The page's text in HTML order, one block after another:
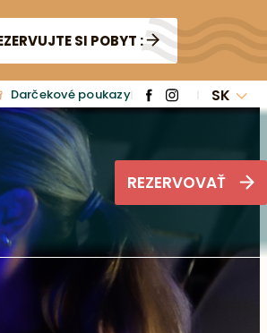
SI POBYT :
Darčekové poukazy SK
REZERVOVAŤ